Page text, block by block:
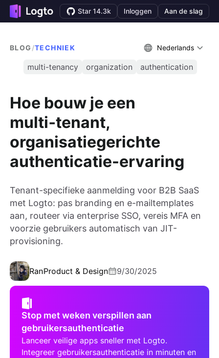
Star 14.3k Inloggen Aan de slag
BLOG /TECHNIEK Nederlands
multi-tenancy organization authentication
Hoe bouw je een
multi‑tenant,
organisatiegerichte
authenticatie-ervaring
Tenant-specifieke aanmelding voor B2B SaaS
met Logto: pas branding en e-mailtemplates
aan, routeer via enterprise SSO, vereis MFA en
voorzie gebruikers automatisch van JIT-
provisioning.
RanProduct & Design 9/30/2025
Stop met weken verspillen aan
gebruikersauthenticatie
Lanceer veilige apps sneller met Logto.
Integreer gebruikersauthenticatie in minuten en